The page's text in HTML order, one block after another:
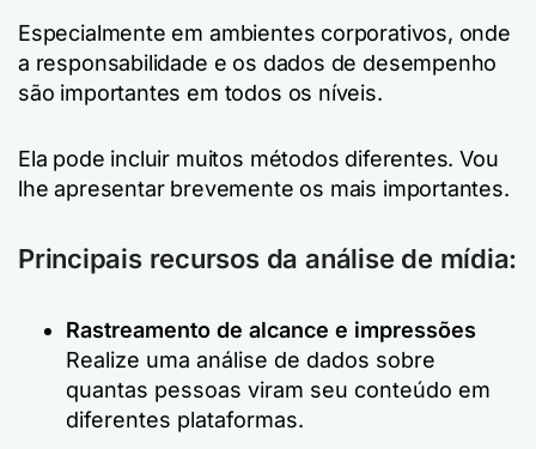
Especialmente em ambientes corporativos, onde
a responsabilidade e os dados de desempenho
são importantes em todos os níveis.
Ela pode incluir muitos métodos diferentes. Vou
lhe apresentar brevemente os mais importantes.
Principais recursos da análise de mídia:
Rastreamento de alcance e impressões
Realize uma análise de dados sobre
quantas pessoas viram seu conteúdo em
diferentes plataformas.